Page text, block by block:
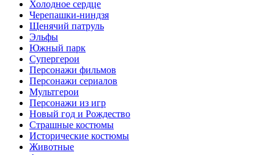
Холодное сердце
Черепашки-ниндзя
Щенячий патруль
Эльфы
Южный парк
Супергерои
Персонажи фильмов
Персонажи сериалов
Мультгерои
Персонажи из игр
Новый год и Рождество
Страшные костюмы
Исторические костюмы
Животные